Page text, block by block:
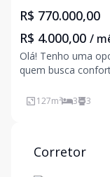
R$ 770.000,00
R$ 4.000,00 /
Olá! Tenho uma
quem busca
encantador.São 3
que oferece
127m² 3 3
Corretor